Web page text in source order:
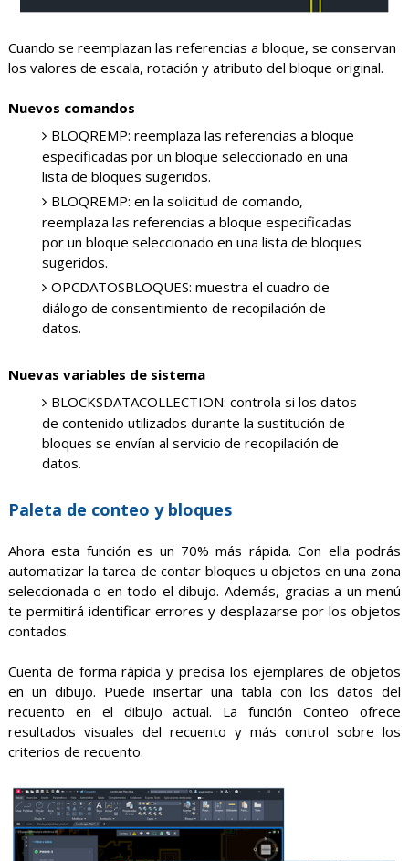
Cuando se reemplazan las referencias a bloque, se conservan
los valores de escala, rotación y atributo del bloque original.
Nuevos comandos
BLOQREMP: reemplaza las referencias a bloque
especificadas por un bloque seleccionado en una
lista de bloques sugeridos.
BLOQREMP: en la solicitud de comando,
reemplaza las referencias a bloque especificadas
por un bloque seleccionado en una lista de bloques
sugeridos.
OPCDATOSBLOQUES: muestra el cuadro de
diálogo de consentimiento de recopilación de
datos.
Nuevas variables de sistema
BLOCKSDATACOLLECTION: controla si los datos
de contenido utilizados durante la sustitución de
bloques se envían al servicio de recopilación de
datos.
Paleta de conteo y bloques
Ahora esta función es un 70% más rápida. Con ella podrás
automatizar la tarea de contar bloques u objetos en una zona
seleccionada o en todo el dibujo. Además, gracias a un menú
te permitirá identificar errores y desplazarse por los objetos
contados.
Cuenta de forma rápida y precisa los ejemplares de objetos
en un dibujo. Puede insertar una tabla con los datos del
recuento en el dibujo actual. La función Conteo ofrece
resultados visuales del recuento y más control sobre los
criterios de recuento.